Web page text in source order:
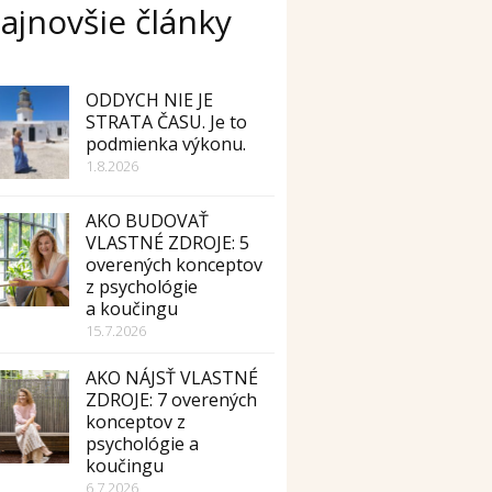
články
ODDYCH NIE JE
STRATA ČASU. Je to
podmienka výkonu.
1.8.2026
AKO BUDOVAŤ
VLASTNÉ ZDROJE: 5
overených konceptov
z psychológie
a koučingu
15.7.2026
AKO NÁJSŤ VLASTNÉ
ZDROJE: 7 overených
konceptov z
psychológie a
koučingu
6.7.2026